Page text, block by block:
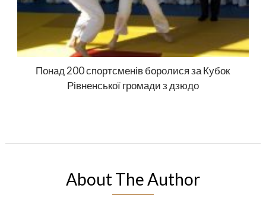
Понад 200 спортсменів боролися за Кубок
Рівненської громади з дзюдо
About The Author